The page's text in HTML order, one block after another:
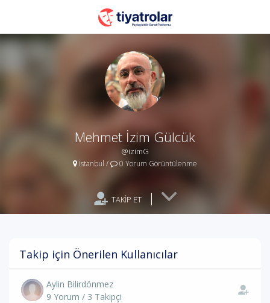
Mehmet İzim Gülcük
@izimG
İstanbul / 0 Yorum Görüntülenme
TAKİP ET |
Takip için Önerilen Kullanıcılar
Aylin Bilirdönmez
9 Yorum / 3 Takipçi